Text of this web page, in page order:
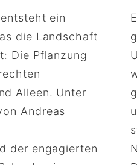
ein
die Landschaft
Die Pflanzung
Alleen. Unter
Andreas
der engagierten